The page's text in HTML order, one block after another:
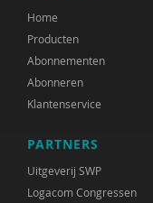
Home
Producten
Abonnementen
Abonneren
Klantenservice
PARTNERS
Uitgeverij SWP
Logacom Congressen